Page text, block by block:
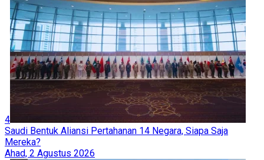
4
Saudi Bentuk Aliansi Pertahanan 14 Negara, Siapa Saja
Mereka?
Ahad, 2 Agustus 2026